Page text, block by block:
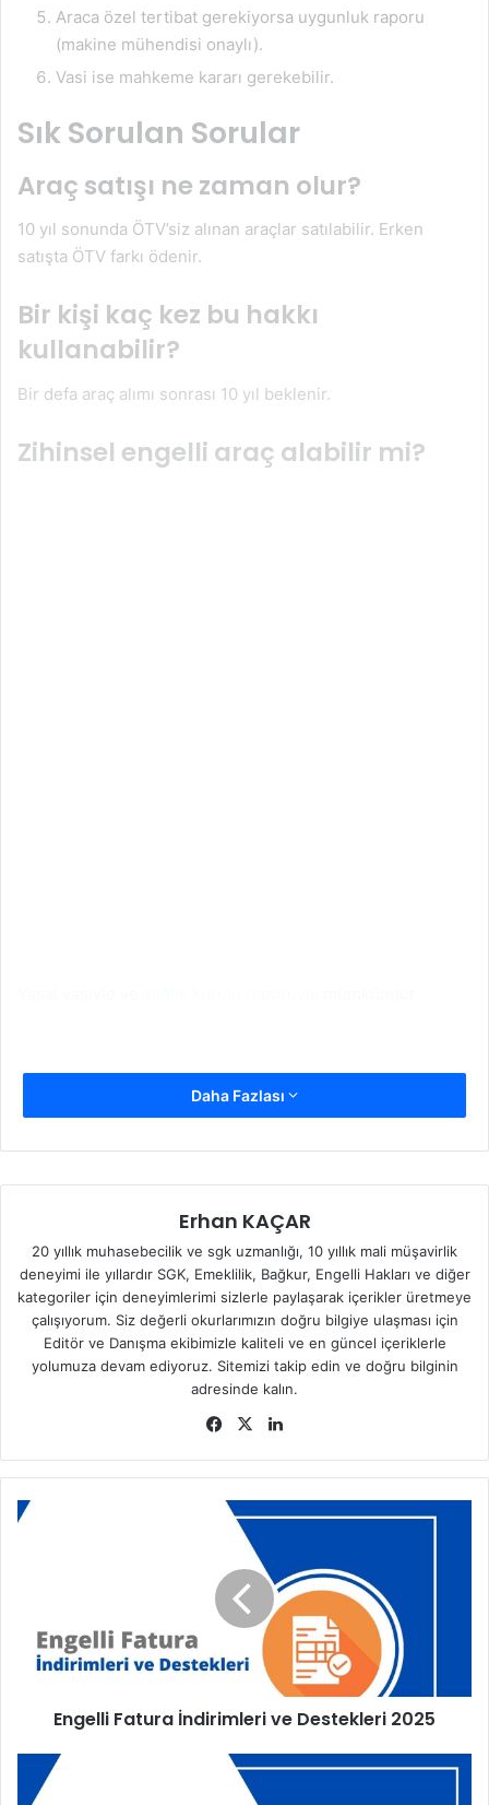
Araca özel tertibat gerekiyorsa uygunluk raporu
(makine mühendisi onaylı).
Vasi ise mahkeme kararı gerekebilir.
Sık Sorulan Sorular
Araç satışı ne zaman olur?
10 yıl sonunda ÖTV’siz alınan araçlar satılabilir. Erken
satışta ÖTV farkı ödenir.
Bir kişi kaç kez bu hakkı
kullanabilir?
Bir defa araç alımı sonrası 10 yıl beklenir.
Zihinsel engelli araç alabilir mi?
Daha Fazlası
Erhan KAÇAR
20 yıllık muhasebecilik ve sgk uzmanlığı, 10 yıllık mali müşavirlik
deneyimi ile yıllardır SGK, Emeklilik, Bağkur, Engelli Hakları ve diğer
kategoriler için deneyimlerimi sizlerle paylaşarak içerikler üretmeye
çalışıyorum. Siz değerli okurlarımızın doğru bilgiye ulaşması için
Editör ve Danışma ekibimizle kaliteli ve en güncel içeriklerle
yolumuza devam ediyoruz. Sitemizi takip edin ve doğru bilginin
adresinde kalın.
Fa
bo
ok
X
dIn
E
Engelli Fatura İndirimleri ve Destekleri 2025